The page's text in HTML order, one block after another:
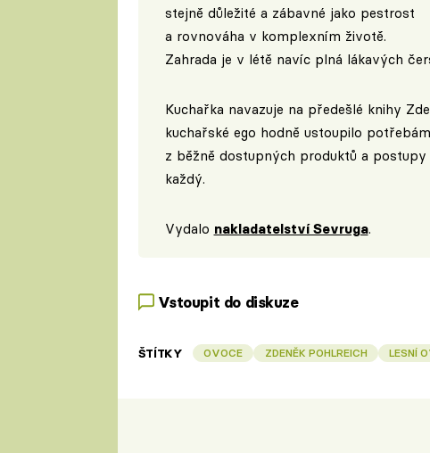
stejně důležité a zábavné jako pestrost
a rovnováha v komplexním životě.
Zahrada je v létě navíc plná lákavých
Kuchařka navazuje na předešlé knihy
kuchařské ego hodně ustoupilo
z běžně dostupných produktů a
každý.
Vydalo nakladatelství Sevruga.
Vstoupit do diskuze
ŠTÍTKY OVOCE ZDENĚK POHLREICH LESNÍ